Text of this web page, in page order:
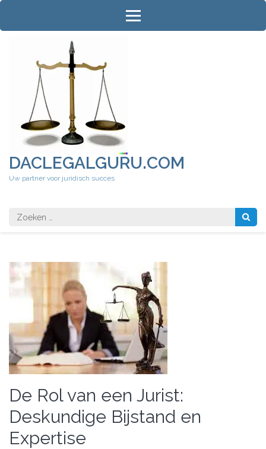
Ga
inhoud
DACLEGALGURU.COM
Uw partner voor juridisch succes
Zoeken
naar:
De Rol van een Jurist:
Deskundige Bijstand en
Expertise